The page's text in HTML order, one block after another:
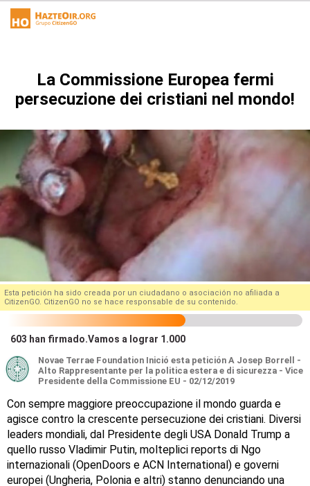
La Commissione Europea fermi
persecuzione dei cristiani nel mondo!
Esta petición ha sido creada por un ciudadano o asociación no afiliada a
CitizenGO. CitizenGO no se hace responsable de su contenido.
603 han firmado.Vamos a lograr 1.000
Novae Terrae Foundation Inició esta petición A Josep Borrell -
Alto Rappresentante per la politica estera e di sicurezza - Vice
Presidente della Commissione EU - 02/12/2019
Con sempre maggiore preoccupazione il mondo guarda e
agisce contro la crescente persecuzione dei cristiani. Diversi
leaders mondiali, dal Presidente degli USA Donald Trump a
quello russo Vladimir Putin, molteplici reports di Ngo
internazionali (OpenDoors e ACN International) e governi
europei (Ungheria, Polonia e altri) stanno denunciando una